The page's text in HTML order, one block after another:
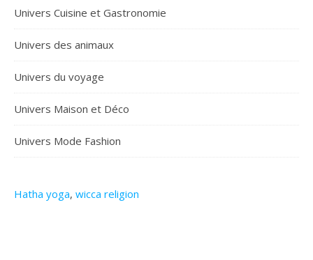
Univers Cuisine et Gastronomie
Univers des animaux
Univers du voyage
Univers Maison et Déco
Univers Mode Fashion
Hatha yoga, wicca religion